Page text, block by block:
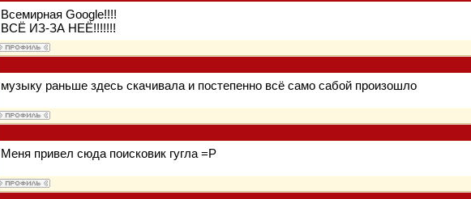
Всемирная Google!!!!
ВСЁ ИЗ-ЗА НЕЁ!!!!!!!
музыку раньше здесь скачивала и постепенно всё само сабой произошло
Меня привел сюда поисковик гугла =Р